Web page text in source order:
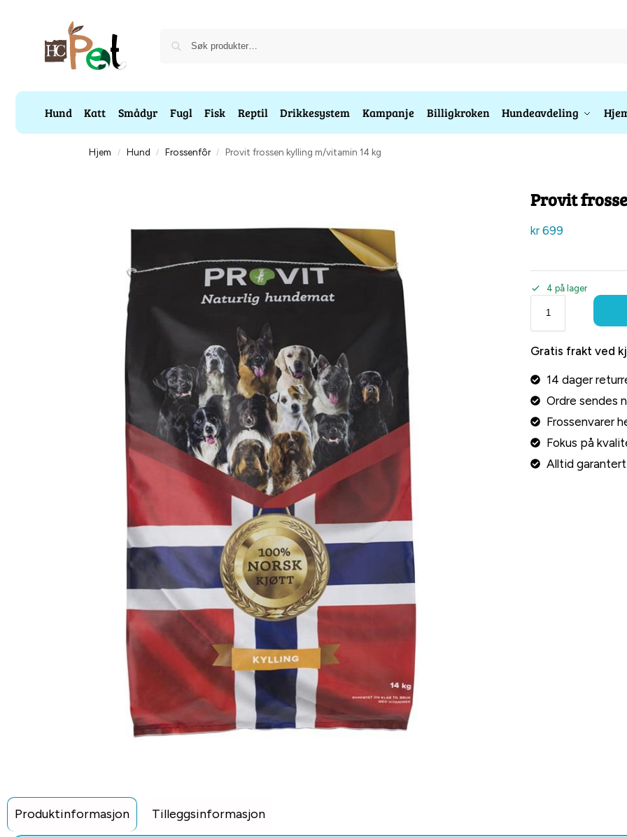
Hund Katt Smådyr Fugl Fisk Reptil Drikkesystem Kampanje Billigkroken Hundeavdeling
Hjem / Hund / Frossenfôr / Provit frossen kylling m/vitamin 14 kg
Provit
kr699
4 på lager
Gratis frakt ved
14 dager
Ordre sendes
Frossenvarer
Fokus på
Alltid
Produktinformasjon Tilleggsinformasjon